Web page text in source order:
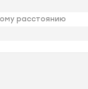
расстоянию